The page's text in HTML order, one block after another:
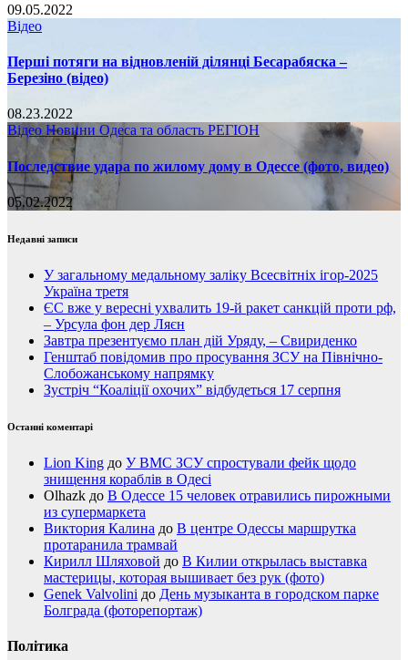
09.05.2022
Відео
Перші потяги на відновленій ділянці Бесарабяска –
Березіно (відео)
08.23.2022
Відео Новини Одеса та область РЕГІОН
Последствие удара по жилому дому в Одессе (фото, видео)
05.02.2022
Недавні записи
У загальному медальному заліку Всесвітніх ігор-2025
Україна третя
ЄС вже у вересні ухвалить 19-й ракет санкцій проти рф,
– Урсула фон дер Ляєн
Завтра презентуємо план дій Уряду, – Свириденко
Генштаб повідомив про просування ЗСУ на Північно-
Слобожанському напрямку
Зустріч “Коаліції охочих” відбудеться 17 серпня
Останні коментарі
Lion King до У ВМС ЗСУ спростували фейк щодо
знищення кораблів в Одесі
Olhazk до В Одессе 15 человек отравились пирожными
из супермаркета
Виктория Калина до В центре Одессы маршрутка
протаранила трамвай
Кирилл Шляховой до В Килии открылась выставка
мастерицы, которая вышивает без рук (фото)
Genek Valvolini до День музыканта в городском парке
Болграда (фоторепортаж)
Політика